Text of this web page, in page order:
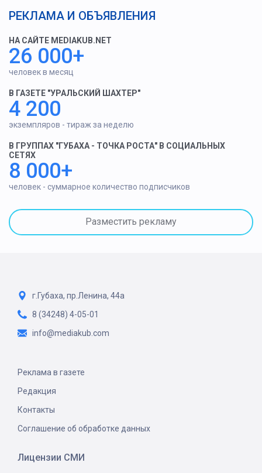
РЕКЛАМА И ОБЪЯВЛЕНИЯ
НА САЙТЕ MEDIAKUB.NET
26 000+
человек в месяц
В ГАЗЕТЕ "УРАЛЬСКИЙ ШАХТЕР"
4 200
экземпляров - тираж за неделю
В ГРУППАХ "ГУБАХА - ТОЧКА РОСТА" В СОЦИАЛЬНЫХ
СЕТЯХ
8 000+
человек - суммарное количество подписчиков
Разместить рекламу
г.Губаха, пр.Ленина, 44а
8 (34248) 4-05-01
info@mediakub.com
Реклама в газете
Редакция
Контакты
Соглашение об обработке данных
Лицензии СМИ